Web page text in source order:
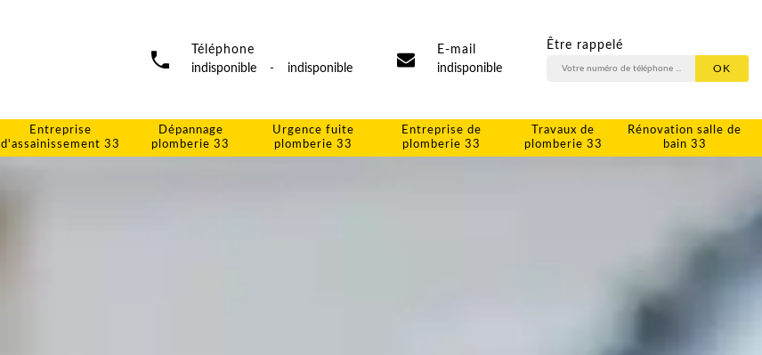
Téléphone
indisponible
- indisponible
E-mail
indisponible
Être rappelé
Entreprise
d'assainissement 33
Dépannage
plomberie 33
Urgence fuite
plomberie 33
Entreprise de
plomberie 33
Travaux de
plomberie 33
Rénovation salle de
bain 33